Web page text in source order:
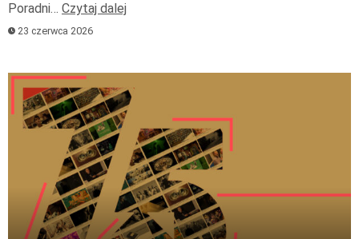
Poradni… Czytaj dalej
23 czerwca 2026